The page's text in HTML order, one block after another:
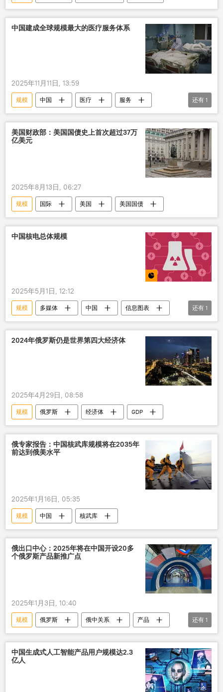
中国建成全球规模最大的医疗服务体系
2025年11月11日, 13:59
规模 中国 医疗
服务
全球
还有 1
美国财政部：美国国债史上首次超过37万
亿美元
2025年8月13日, 06:27
规模 国际 美国 美国国债
中国核电总体规模
2025年5月1日, 12:12
规模 多媒体 中国
信息图表
核电
还有 1
2024年俄罗斯仍是世界第四大经济体
2025年4月29日, 08:58
规模 俄罗斯 经济体 GDP
俄专家报告：中国核武库规模将在2035年
前达到俄美水平
2025年1月16日, 05:35
规模 中国 核武库
俄出口中心：2025年将在中国开设20多
个俄罗斯产品新推广点
2025年1月3日, 10:40
规模 俄罗斯 俄中关系
产品
俄罗斯出口中心
还有 1
中国生成式人工智能产品用户规模达2.3
亿人